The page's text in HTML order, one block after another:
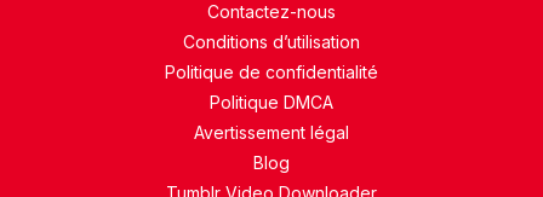
Contactez-nous
Conditions d’utilisation
Politique de confidentialité
Politique DMCA
Avertissement légal
Blog
Tumblr Video Downloader